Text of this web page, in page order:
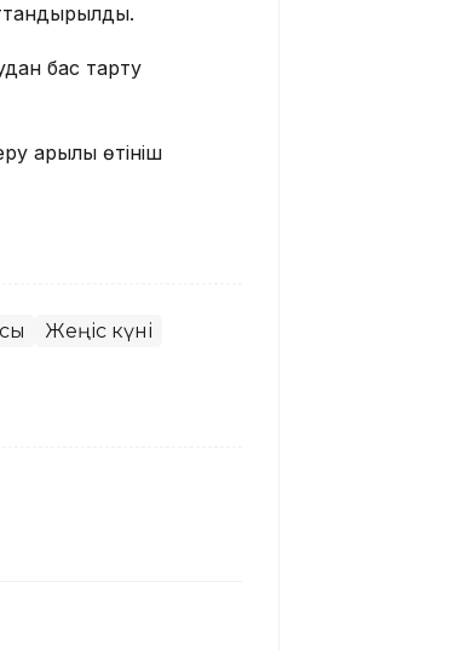
бас тарту
арқылы өтініш
Жеңіс күні